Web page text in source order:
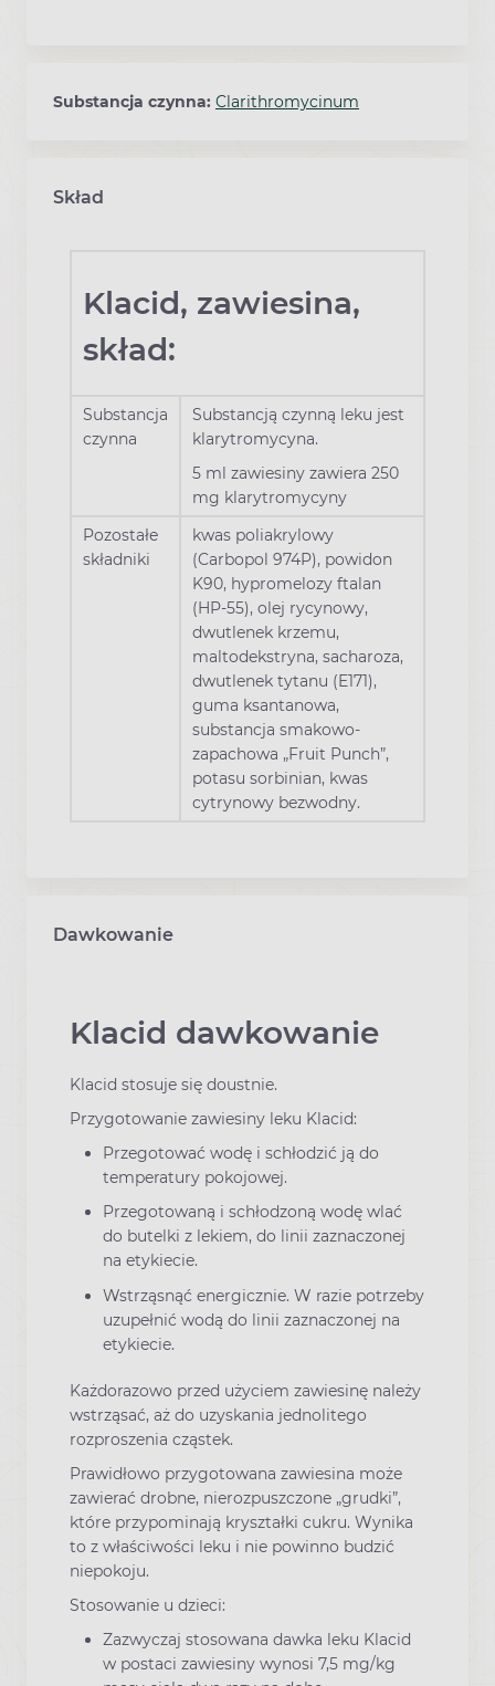
Substancja czynna: Clarithromycinum
Skład
Klacid, zawiesina,
skład:
Substancja
czynna
Substancją czynną leku jest
klarytromycyna.
5 ml zawiesiny zawiera 250
mg klarytromycyny
Pozostałe
składniki
kwas poliakrylowy
(Carbopol 974P), powidon
K90, hypromelozy ftalan
(HP-55), olej rycynowy,
dwutlenek krzemu,
maltodekstryna, sacharoza,
dwutlenek tytanu (E171),
guma ksantanowa,
substancja smakowo-
zapachowa „Fruit Punch”,
potasu sorbinian, kwas
cytrynowy bezwodny.
Dawkowanie
Klacid dawkowanie
Klacid stosuje się doustnie.
Przygotowanie zawiesiny leku Klacid:
Przegotować wodę i schłodzić ją do
temperatury pokojowej.
Przegotowaną i schłodzoną wodę wlać
do butelki z lekiem, do linii zaznaczonej
na etykiecie.
Wstrząsnąć energicznie. W razie potrzeby
uzupełnić wodą do linii zaznaczonej na
etykiecie.
Każdorazowo przed użyciem zawiesinę należy
wstrząsać, aż do uzyskania jednolitego
rozproszenia cząstek.
Prawidłowo przygotowana zawiesina może
zawierać drobne, nierozpuszczone „grudki”,
które przypominają kryształki cukru. Wynika
to z właściwości leku i nie powinno budzić
niepokoju.
Stosowanie u dzieci:
Zazwyczaj stosowana dawka leku Klacid
w postaci zawiesiny wynosi 7,5 mg/kg